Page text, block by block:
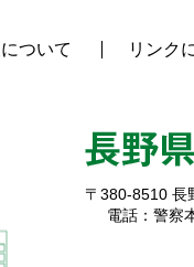
ついて リンク
〒380-8510 長
電話：警察